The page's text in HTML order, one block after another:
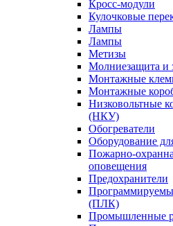
Кросс-модули
Кулочковые
Лампы
Лампы
Метизы
Молниезащита и
Монтажные
Монтажные
Низковольтные
(НКУ)
Обогреватели
Оборудование
Пожарно-
оповещения
Предохранители
(ПЛК)
Промышленные